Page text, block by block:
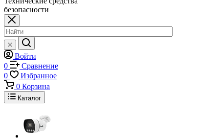
безопасности
Войти
0
Сравнение
0
Избранное
0 Корзина
Каталог